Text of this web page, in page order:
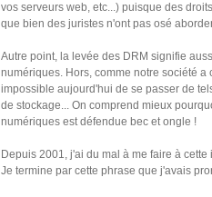
vos serveurs web, etc...) puisque des
que bien des juristes n'ont pas osé
Autre point, la levée des DRM signifie
numériques. Hors, comme notre société
impossible aujourd'hui de se passer de
de stockage... On comprend mieux
numériques est défendue bec et ongle !
Depuis 2001, j'ai du mal à me faire à cette
Je termine par cette phrase que j'avais